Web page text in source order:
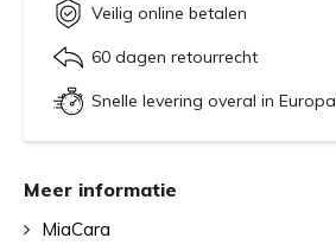
Veilig online betalen
60 dagen retourrecht
Snelle levering overal in Europa
Meer informatie
MiaCara